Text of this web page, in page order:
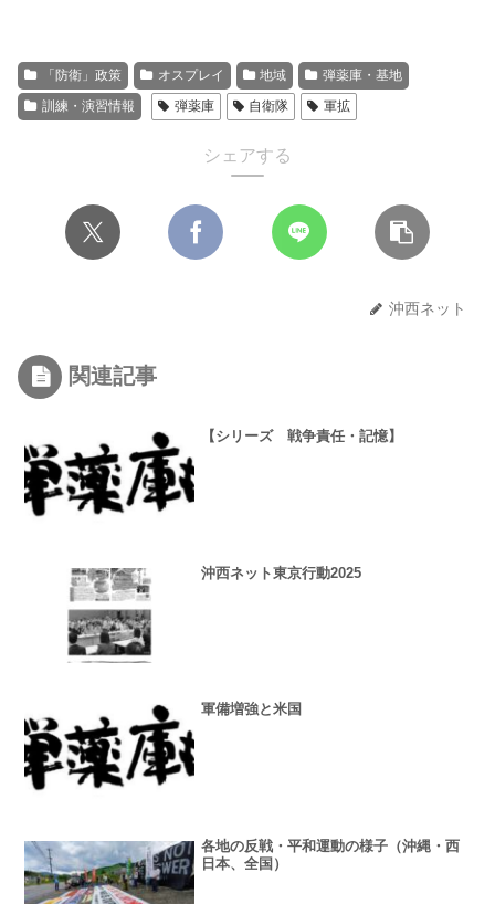
「防衛」政策 オスプレイ 地域
弾薬庫・基地
訓練・演習情報
弾薬庫 自衛隊 軍拡
シェアする
沖西ネット
関連記事
【シリーズ 戦争責任・記憶】
沖西ネット東京行動2025
軍備増強と米国
各地の反戦・平和運動の様子（沖縄・西
日本、全国）